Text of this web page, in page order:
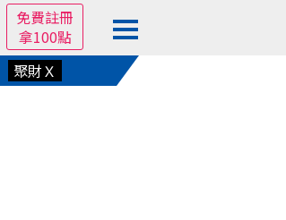
免費註冊
拿100點
聚財Ｘ